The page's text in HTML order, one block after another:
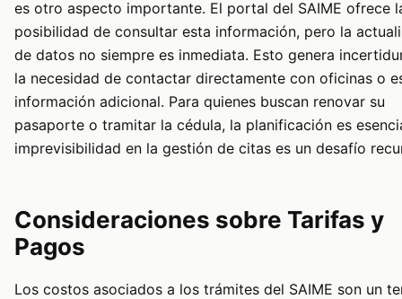
es otro aspecto importante. El portal del SAIME ofrece
posibilidad de consultar esta información, pero la
de datos no siempre es inmediata. Esto genera
la necesidad de contactar directamente con oficinas o
información adicional. Para quienes buscan renovar su
pasaporte o tramitar la cédula, la planificación es
imprevisibilidad en la gestión de citas es un desafío
Consideraciones sobre Tarifas y
Pagos
Los costos asociados a los trámites del SAIME son un